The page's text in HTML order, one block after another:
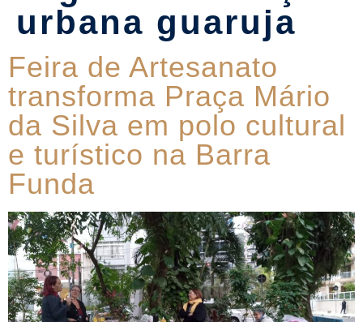
urbana guaruja
Feira de Artesanato
transforma Praça Mário
da Silva em polo cultural
e turístico na Barra
Funda